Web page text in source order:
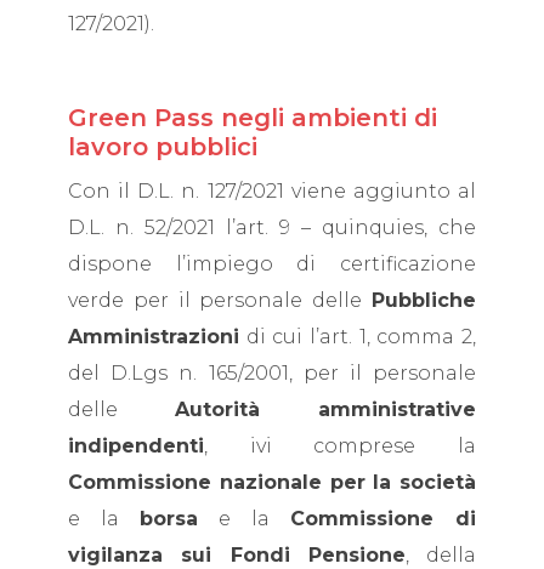
127/2021).
Green Pass negli ambienti di
lavoro pubblici
Con il D.L. n. 127/2021 viene aggiunto al
D.L. n. 52/2021 l’art. 9 – quinquies, che
dispone l’impiego di certificazione
verde per il personale delle Pubbliche
Amministrazioni di cui l’art. 1, comma 2,
del D.Lgs n. 165/2001, per il personale
delle Autorità amministrative
indipendenti, ivi comprese la
Commissione nazionale per la società
e la borsa e la Commissione di
vigilanza sui Fondi Pensione, della